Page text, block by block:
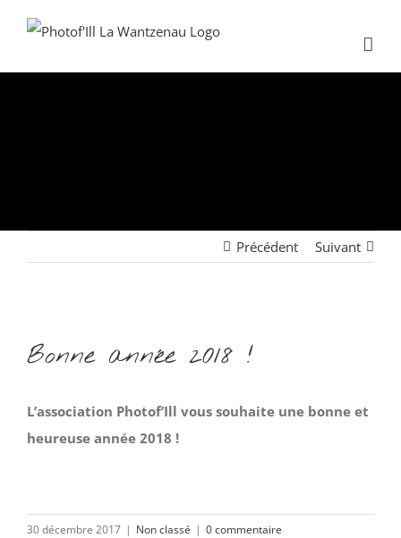
Précédent Suivant
l'image
Bonne année 2018 !
L’association Photof’Ill vous souhaite une bonne et
heureuse année 2018 !
30 décembre 2017 | Non classé | 0 commentaire